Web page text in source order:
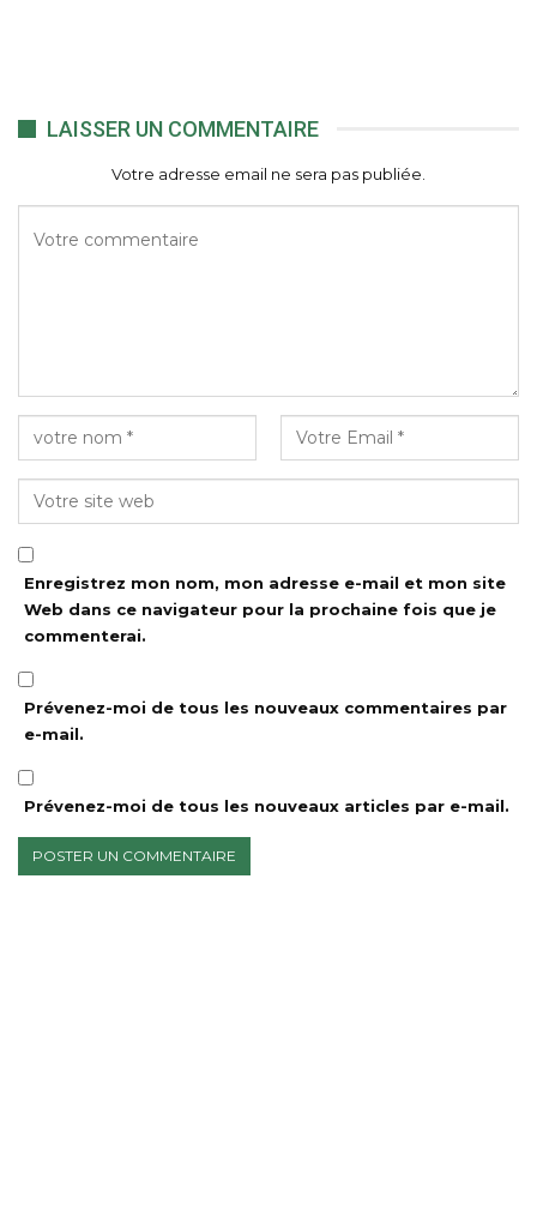
LAISSER UN COMMENTAIRE
Votre adresse email ne sera pas publiée.
Enregistrez mon nom, mon adresse e-mail et mon site
Web dans ce navigateur pour la prochaine fois que je
commenterai.
Prévenez-moi de tous les nouveaux commentaires par
e-mail.
Prévenez-moi de tous les nouveaux articles par e-mail.